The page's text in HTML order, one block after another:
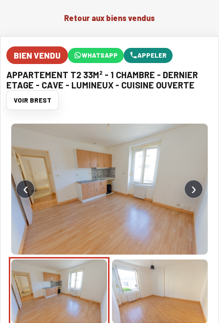
Retour aux biens vendus
BIEN VENDU WHATSAPP APPELER
APPARTEMENT T2 33M² - 1 CHAMBRE - DERNIER
ETAGE - CAVE - LUMINEUX - CUISINE OUVERTE
VOIR BREST
‹ ›